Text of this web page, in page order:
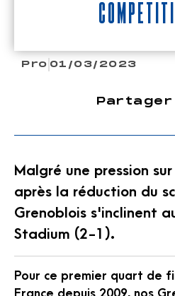
Pro 01/03/2023
Partager
Malgré une pression
après la réduction du
Grenoblois s'inclinent
Stadium (2-1).
Pour ce premier quart de